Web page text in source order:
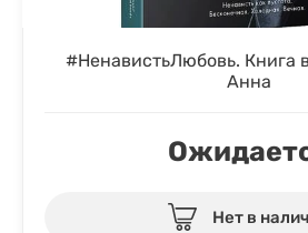
#НенавистьЛюбовь. Книга
Анна
Нет в